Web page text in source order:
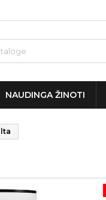
NAUDINGA ŽINOTI